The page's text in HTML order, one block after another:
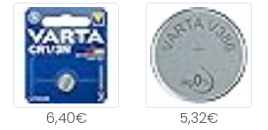
6,40€ 5,32€